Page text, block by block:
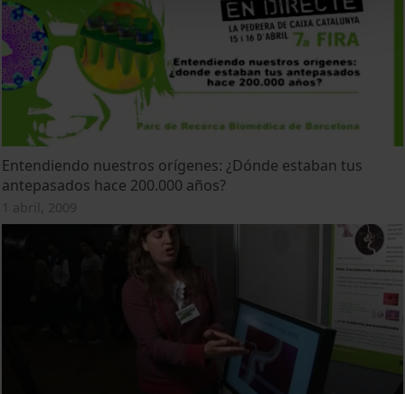
Entendiendo nuestros orígenes: ¿Dónde estaban tus
antepasados hace 200.000 años?
1 abril, 2009